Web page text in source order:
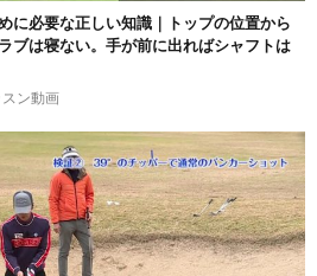
に必要な正しい知識｜トップの位置から
ブは寝ない。手が前に出ればシャフトは
ン動画